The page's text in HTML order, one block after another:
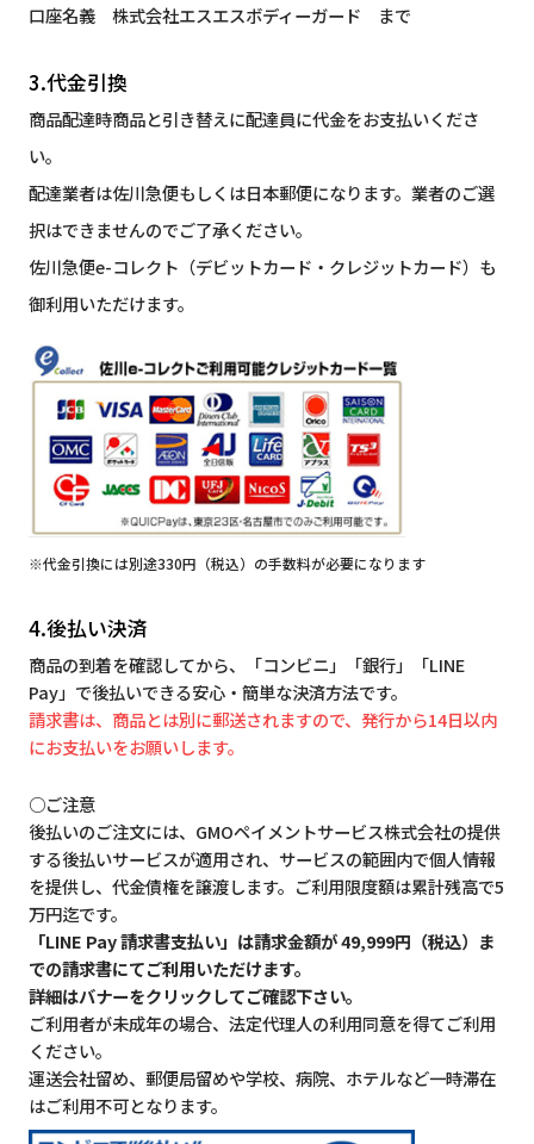
口座名義 株式会社エスエスボディーガード まで
3.代金引換
商品配達時商品と引き替えに配達員に代金をお支払いくださ
い。
配達業者は佐川急便もしくは日本郵便になります。業者のご選
択はできませんのでご了承ください。
佐川急便e-コレクト（デビットカード・クレジットカード）も
御利用いただけます。
※代金引換には別途330円（税込）の手数料が必要になります
4.後払い決済
商品の到着を確認してから、「コンビニ」「銀行」「LINE
Pay」で後払いできる安心・簡単な決済方法です。
請求書は、商品とは別に郵送されますので、発行から14日以内
にお支払いをお願いします。
○ご注意
後払いのご注文には、GMOペイメントサービス株式会社の提供
する後払いサービスが適用され、サービスの範囲内で個人情報
を提供し、代金債権を譲渡します。ご利用限度額は累計残高で5
万円迄です。
「LINE Pay 請求書支払い」は請求金額が 49,999円（税込）ま
での請求書にてご利用いただけます。
詳細はバナーをクリックしてご確認下さい。
ご利用者が未成年の場合、法定代理人の利用同意を得てご利用
ください。
運送会社留め、郵便局留めや学校、病院、ホテルなど一時滞在
はご利用不可となります。